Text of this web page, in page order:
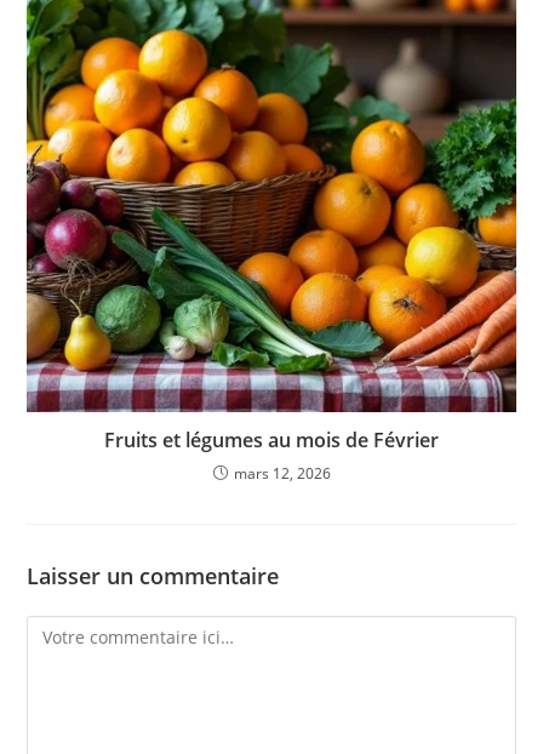
Fruits et légumes au mois de Février
mars 12, 2026
Laisser un commentaire